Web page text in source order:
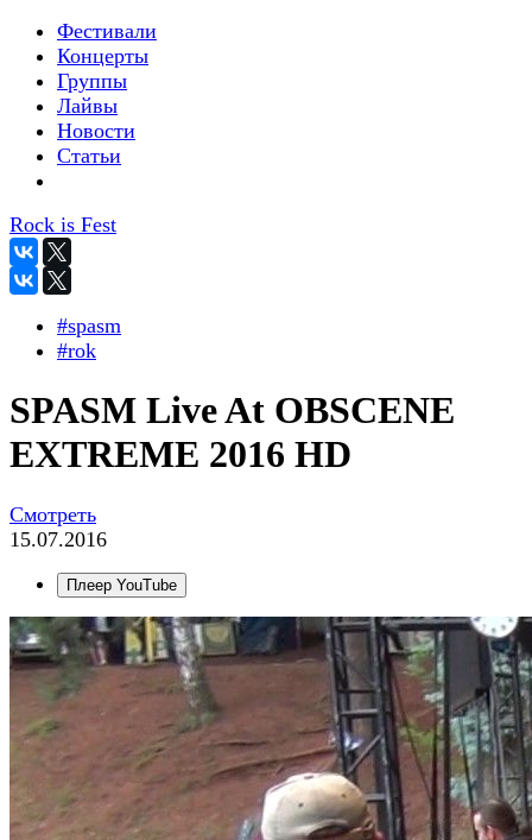
Фестивали
Концерты
Группы
Лайвы
Новости
Статьи
Rock is Fest
#spasm
#rok
SPASM Live At OBSCENE
EXTREME 2016 HD
Смотреть
15.07.2016
Плеер YouTube